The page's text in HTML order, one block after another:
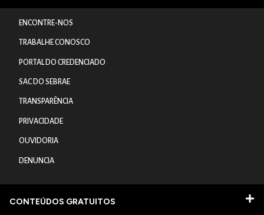
ENCONTRE-NOS
TRABALHE CONOSCO
PORTAL DO CREDENCIADO
SAC DO SEBRAE
TRANSPARÊNCIA
PRIVACIDADE
OUVIDORIA
DENUNCIA
CONTEÚDOS GRATUITOS